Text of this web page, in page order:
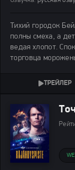
Тихий городок
полны смеха, а
ведая хлопот.
торговца
оставляют